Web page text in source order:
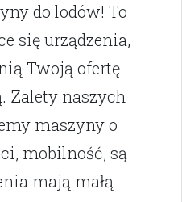
do lodów! To
się urządzenia,
Twoją ofertę
Zalety naszych
maszyny o
mobilność, są
mają małą